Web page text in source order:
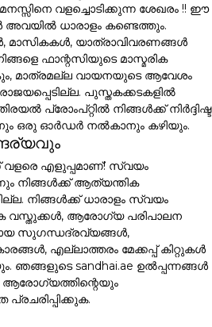
വളച്ചൊടിക്കുന്ന ശേഖരം !! ഈ
അവയിൽ ധാരാളം കണ്ടെത്തും.
മാസികകൾ, യാത്രാവിവരണങ്ങൾ
ഫാന്റസിയുടെ മാസ്മരിക
മാത്രമല്ല വായനയുടെ ആവേശം
പുസ്തകക്കടകളിൽ
പ്രോംപ്റ്റിൽ നിങ്ങൾക്ക് നിർദ്ദിഷ്ട
ഒരു ഓർഡർ നൽകാനും കഴിയും.
വളരെ എളുപ്പമാണ്! സ്വയം
നിങ്ങൾക്ക് ആത്യന്തിക
നിങ്ങൾക്ക് ധാരാളം സ്വയം
വസ്തുക്കൾ, ആരോഗ്യ പരിപാലന
സുഗന്ധദ്രവ്യങ്ങൾ,
എല്ലാത്തരം മേക്കപ്പ് കിറ്റുകൾ
ഞങ്ങളുടെ sandhai.ae ഉൽപ്പന്നങ്ങൾ
ആരോഗ്യത്തിന്റെയും